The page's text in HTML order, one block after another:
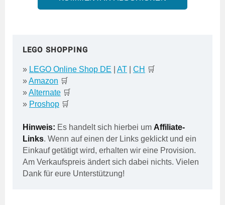
LEGO SHOPPING
» LEGO Online Shop DE AT CH 🛒
»Amazon 🛒
»Alternate 🛒
» Proshop 🛒
Hinweis: Es handelt sich hierbei um Affiliate-
Links. Wenn auf einen der Links geklickt und ein
Einkauf getätigt wird, erhalten wir eine Provision.
Am Verkaufspreis ändert sich dabei nichts. Vielen
Dank für eure Unterstützung!